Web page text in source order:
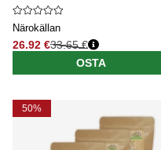
Närokällan
26.92 €
Normaali hinta
33.65 €
OSTA
50%